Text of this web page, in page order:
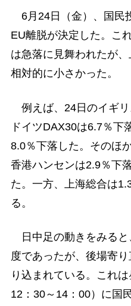
6月24日（金）、国民
EU離脱が決定した。こ
は急落に見舞われたが
相対的に小さかった。
例えば、24日のイギリ
ドイツDAX30は6.7％下
8.0％下落した。そのほ
香港ハンセンは2.9％下
た。一方、上海総合は
る。
日中足の動きをみると
度であったが、後場寄
り込まれている。これ
12：30～14：00）に国